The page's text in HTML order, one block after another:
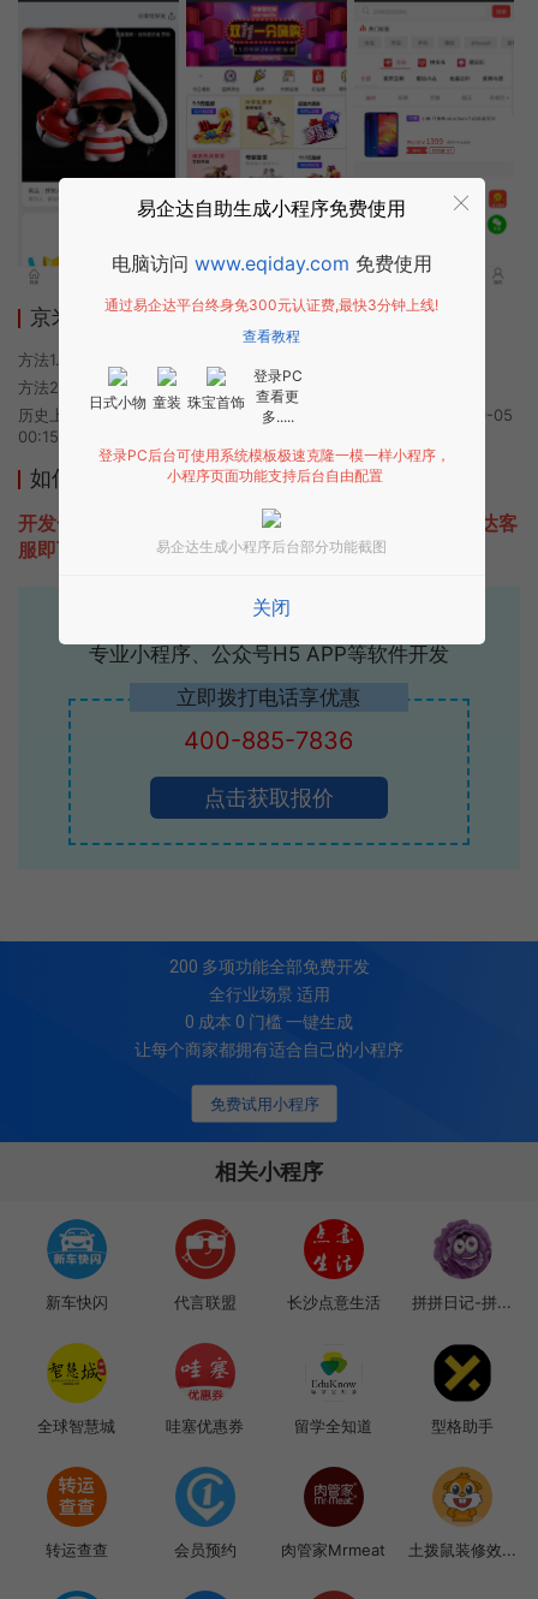
京米小程序使用方法
方法1. 使用微信扫描本页面上方二维码进入京米的小程序
方法2. 在微信中搜索“京米”即可进入小程序
历史上的今时小程序由京米团队开发，易企达小程序商店于2020-10-05
00:15发布
如何开发类似京米的小程序
开发一款类似京米的小程序不难，只需要咨询本站易企达客
服即可为您定制开发，免费提供报价。
易企达10年行业沉淀！
专业小程序、公众号H5 APP等软件开发
立即拨打电话享优惠
400-885-7836
点击获取报价
免费试用小程序
200 多项功能全部免费开发
全行业场景 适用
0 成本 0 门槛 一键生成
让每个商家都拥有适合自己的小程序
相关小程序
新车快闪 代言联盟 长沙点意生活 拼拼日记-拼...
全球智慧城 哇塞优惠券 留学全知道 型格助手
转运查查 会员预约 肉管家Mrmeat 土拨鼠装修效...
易企达自助生成小程序免费使用
电脑访问 www.eqiday.com 免费使用
通过易企达平台终身免300元认证费,最快3分钟上线!
查看教程
日式小物 童装 珠宝首饰
登录PC
查看更
多.....
登录PC后台可使用系统模板极速克隆一模一样小程序，
小程序页面功能支持后台自由配置
易企达生成小程序后台部分功能截图
关闭